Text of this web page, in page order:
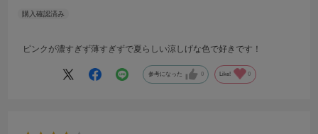
ピンクが濃すぎず薄すぎずで夏らしい涼しげな色で好きです！
参考になった 0 Like! 0